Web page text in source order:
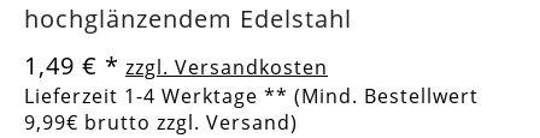
hochglänzendem Edelstahl
1,49 € * zzgl. Versandkosten
Lieferzeit 1-4 Werktage ** (Mind. Bestellwert
9,99€ brutto zzgl. Versand)